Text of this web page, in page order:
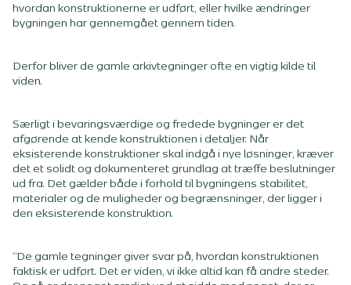
hvordan konstruktionerne er udført, eller hvilke ændringer
bygningen har gennemgået gennem tiden.
Derfor bliver de gamle arkivtegninger ofte en vigtig kilde til
viden.
Særligt i bevaringsværdige og fredede bygninger er det
afgørende at kende konstruktionen i detaljer. Når
eksisterende konstruktioner skal indgå i nye løsninger, kræver
det et solidt og dokumenteret grundlag at træffe beslutninger
ud fra. Det gælder både i forhold til bygningens stabilitet,
materialer og de muligheder og begrænsninger, der ligger i
den eksisterende konstruktion.
“De gamle tegninger giver svar på, hvordan konstruktionen
faktisk er udført. Det er viden, vi ikke altid kan få andre steder.